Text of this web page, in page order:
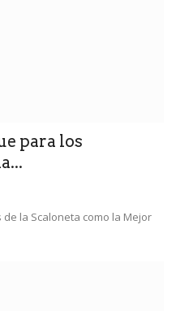
para los
de la Scaloneta como la Mejor